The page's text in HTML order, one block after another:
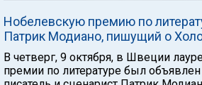
Нобелевскую премию по
Патрик Модиано, пишущий о
В четверг, 9 октября, в Швеции
премии по литературе был